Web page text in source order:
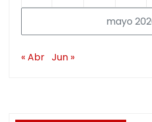
mayo
« Abr Jun »